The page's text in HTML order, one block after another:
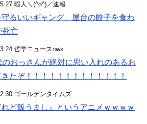
暇人＼(^o^)／速報
守るいいギャング、屋台の餃子を食わ
死亡
哲学ニュースnwk
のおっさんが絶対に思い入れのあるお
たぞ！！！！！！！！！！！！！
ゴールデンタイムズ
れど飯うまし』というアニメｗｗｗｗ